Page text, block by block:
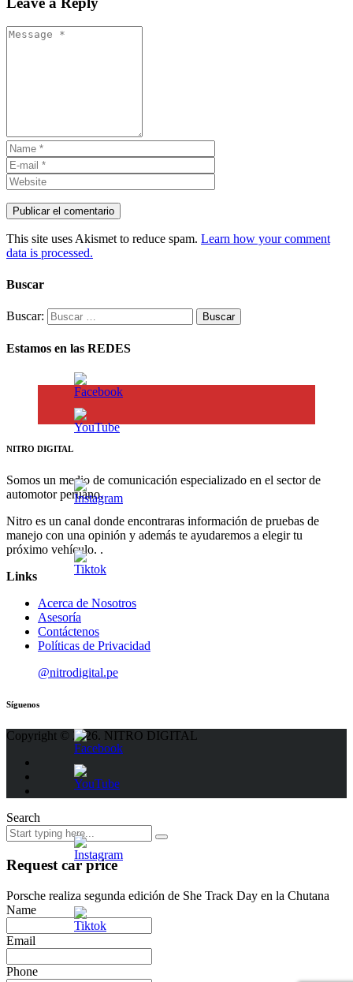
This site uses Akismet to reduce spam. Learn how your comment
data is processed.
Buscar
Buscar:
Estamos en las REDES
NITRO DIGITAL
Somos un medio de comunicación especializado en el sector de
automotor peruano.
Nitro es un canal donde encontraras información de pruebas de
manejo con una opinión y además te ayudaremos a elegir tu
próximo vehículo. .
Links
Acerca de Nosotros
Asesoría
Contáctenos
Políticas de Privacidad
@nitrodigital.pe
Síguenos
Copyright © 2026. NITRO DIGITAL
Search
Request car price
Porsche realiza segunda edición de She Track Day en la Chutana
Name
Email
Phone